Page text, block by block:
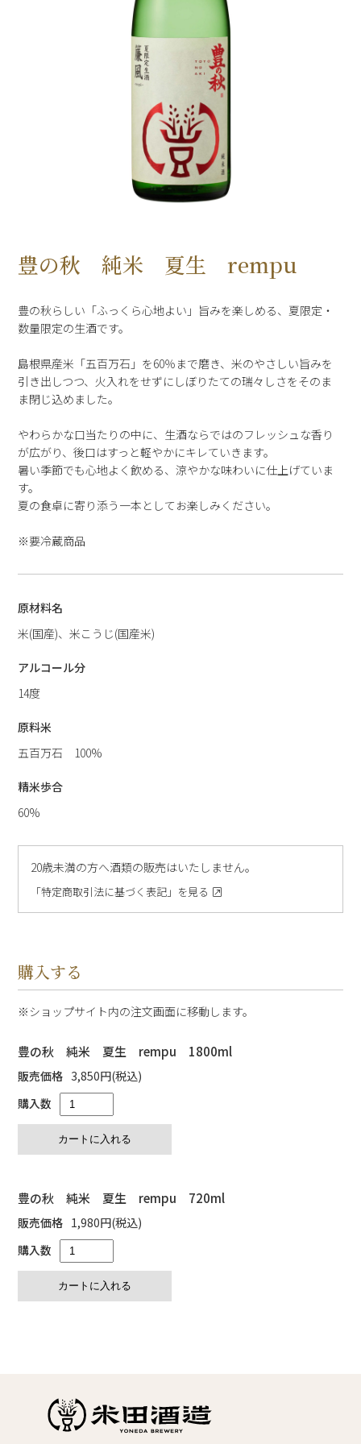
豊の秋 純米 夏生 rempu
豊の秋らしい「ふっくら心地よい」旨みを楽しめる、夏限定・
数量限定の生酒です。
島根県産米「五百万石」を60％まで磨き、米のやさしい旨みを
引き出しつつ、火入れをせずにしぼりたての瑞々しさをそのま
ま閉じ込めました。
やわらかな口当たりの中に、生酒ならではのフレッシュな香り
が広がり、後口はすっと軽やかにキレていきます。
暑い季節でも心地よく飲める、涼やかな味わいに仕上げていま
す。
夏の食卓に寄り添う一本としてお楽しみください。
※要冷蔵商品
原材料名
米(国産)、米こうじ(国産米)
アルコール分
14度
原料米
五百万石 100%
精米歩合
60%
20歳未満の方へ酒類の販売はいたしません。
「特定商取引法に基づく表記」を見る
購入する
ショップサイト内の注文画面に移動します。
豊の秋 純米 夏生 rempu 1800ml
販売価格 3,850円(税込)
購入数
豊の秋 純米 夏生 rempu 720ml
販売価格 1,980円(税込)
購入数